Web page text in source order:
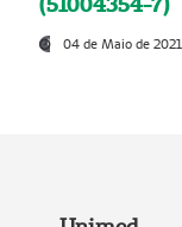
04 de Maio de 2021